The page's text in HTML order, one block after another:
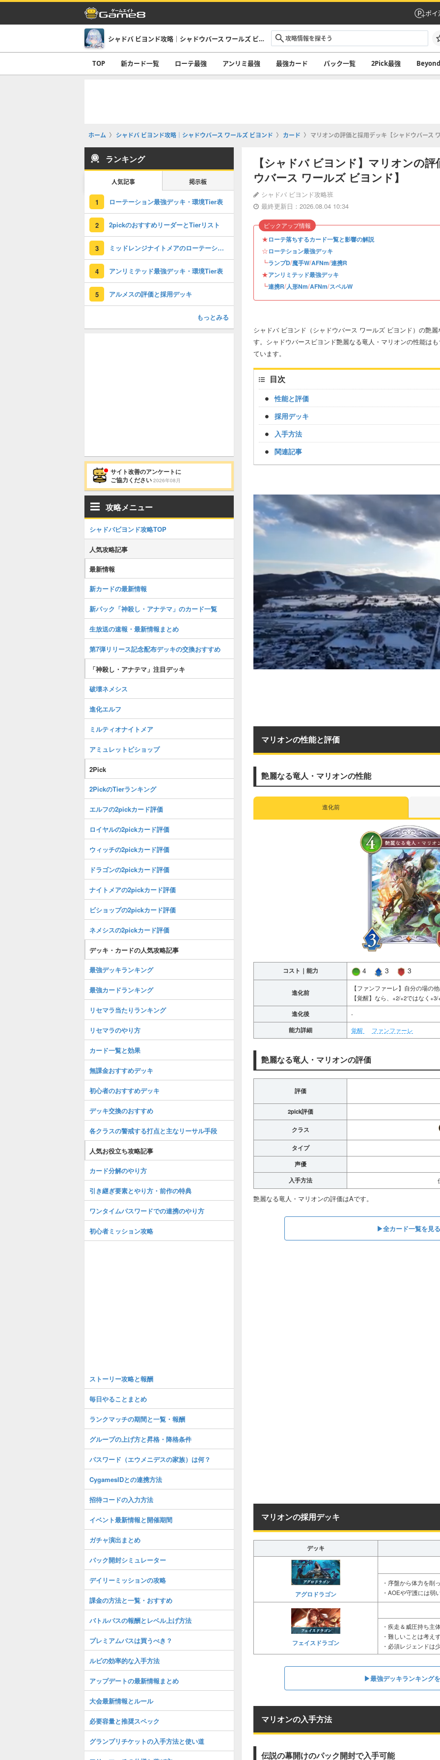
ポイ
シャドバ ビヨンド攻略｜シャドウバース ワールズ ビヨンド
TOP 新カード一覧 ローテ最強 アンリミ最強 最強カード パック一覧 2Pick最強
ホーム シャドバ ビヨンド攻略｜シャドウバース ワールズ ビヨンド カード マリオンの評価と採用デッキ【シャドウバース
【シャドバ ビヨンド】マリオンの
ウバース ワールズ ビヨンド】
シャドバ ビヨンド攻略班
最終更新日：2026.08.04 10:34
★ローテ落ちするカード一覧と影響の解説
☆ローテション最強デッキ
┗ランプD/魔手W/AFNm/連携R
★アンリミテッド最強デッキ
┗連携R/人形Nm/AFNm/スペルW
ピックアップ情報
シャドバ ビヨンド（シャドウバース ワールズ ビヨンド）の艶
す。シャドウバースビヨンド艶麗なる竜人・マリオンの性能は
ています。
目次
性能と評価
採用デッキ
入手方法
関連記事
マリオンの性能と評価
艶麗なる竜人・マリオンの性能
進化前
コスト｜能力 4 3 3
進化前
【ファンファーレ】自分の場の
【覚醒】なら、+2/+2ではなく+3/
進化後 -
能力詳細 覚醒 ファンファーレ
艶麗なる竜人・マリオンの評価
評価
2pick評価
クラス
タイプ
声優
入手方法
艶麗なる竜人・マリオンの評価はAです。
▶︎全カード一覧を見る
マリオンの採用デッキ
デッキ
アグロドラゴン
・序盤から体力を削
・AOEや守護には弱
フェイスドラゴン
・疾走＆威圧持ち主
・難しいことは考え
・必須レジェンドは
▶︎最強デッキランキング
マリオンの入手方法
伝説の幕開けのパック開封で入手可能
ランキング
人気記事 掲示板
1 ローテーション最強デッキ・環境Tier表
2 2pickのおすすめリーダーとTierリスト
3 ミッドレンジナイトメアのローテーションデッキレシピと立ち回り
4 アンリミテッド最強デッキ・環境Tier表
5 アルメスの評価と採用デッキ
もっとみる
サイト改善のアンケートに
ご協力ください 2026年08月
攻略メニュー
シャドバビヨンド攻略TOP
人気攻略記事
最新情報
新カードの最新情報
新パック「神殺し・アナテマ」のカード一覧
生放送の速報・最新情報まとめ
第7弾リリース記念配布デッキの交換おすすめ
「神殺し・アナテマ」注目デッキ
破壊ネメシス
進化エルフ
ミルティオナイトメア
アミュレットビショップ
2Pick
2PickのTierランキング
エルフの2pickカード評価
ロイヤルの2pickカード評価
ウィッチの2pickカード評価
ドラゴンの2pickカード評価
ナイトメアの2pickカード評価
ビショップの2pickカード評価
ネメシスの2pickカード評価
デッキ・カードの人気攻略記事
最強デッキランキング
最強カードランキング
リセマラ当たりランキング
リセマラのやり方
カード一覧と効果
無課金おすすめデッキ
初心者のおすすめデッキ
デッキ交換のおすすめ
各クラスの警戒する打点と主なリーサル手段
人気お役立ち攻略記事
カード分解のやり方
引き継ぎ要素とやり方・前作の特典
ワンタイムパスワードでの連携のやり方
初心者ミッション攻略
ストーリー攻略と報酬
毎日やることまとめ
ランクマッチの期間と一覧・報酬
グループの上げ方と昇格・降格条件
パスワード（エウメニデスの家族）は何？
CygamesIDとの連携方法
招待コードの入力方法
イベント最新情報と開催期間
ガチャ演出まとめ
パック開封シミュレーター
デイリーミッションの攻略
課金の方法と一覧・おすすめ
バトルパスの報酬とレベル上げ方法
プレミアムパスは買うべき？
ルピの効率的な入手方法
アップデートの最新情報まとめ
大会最新情報とルール
必要容量と推奨スペック
グランプリチケットの入手方法と使い道